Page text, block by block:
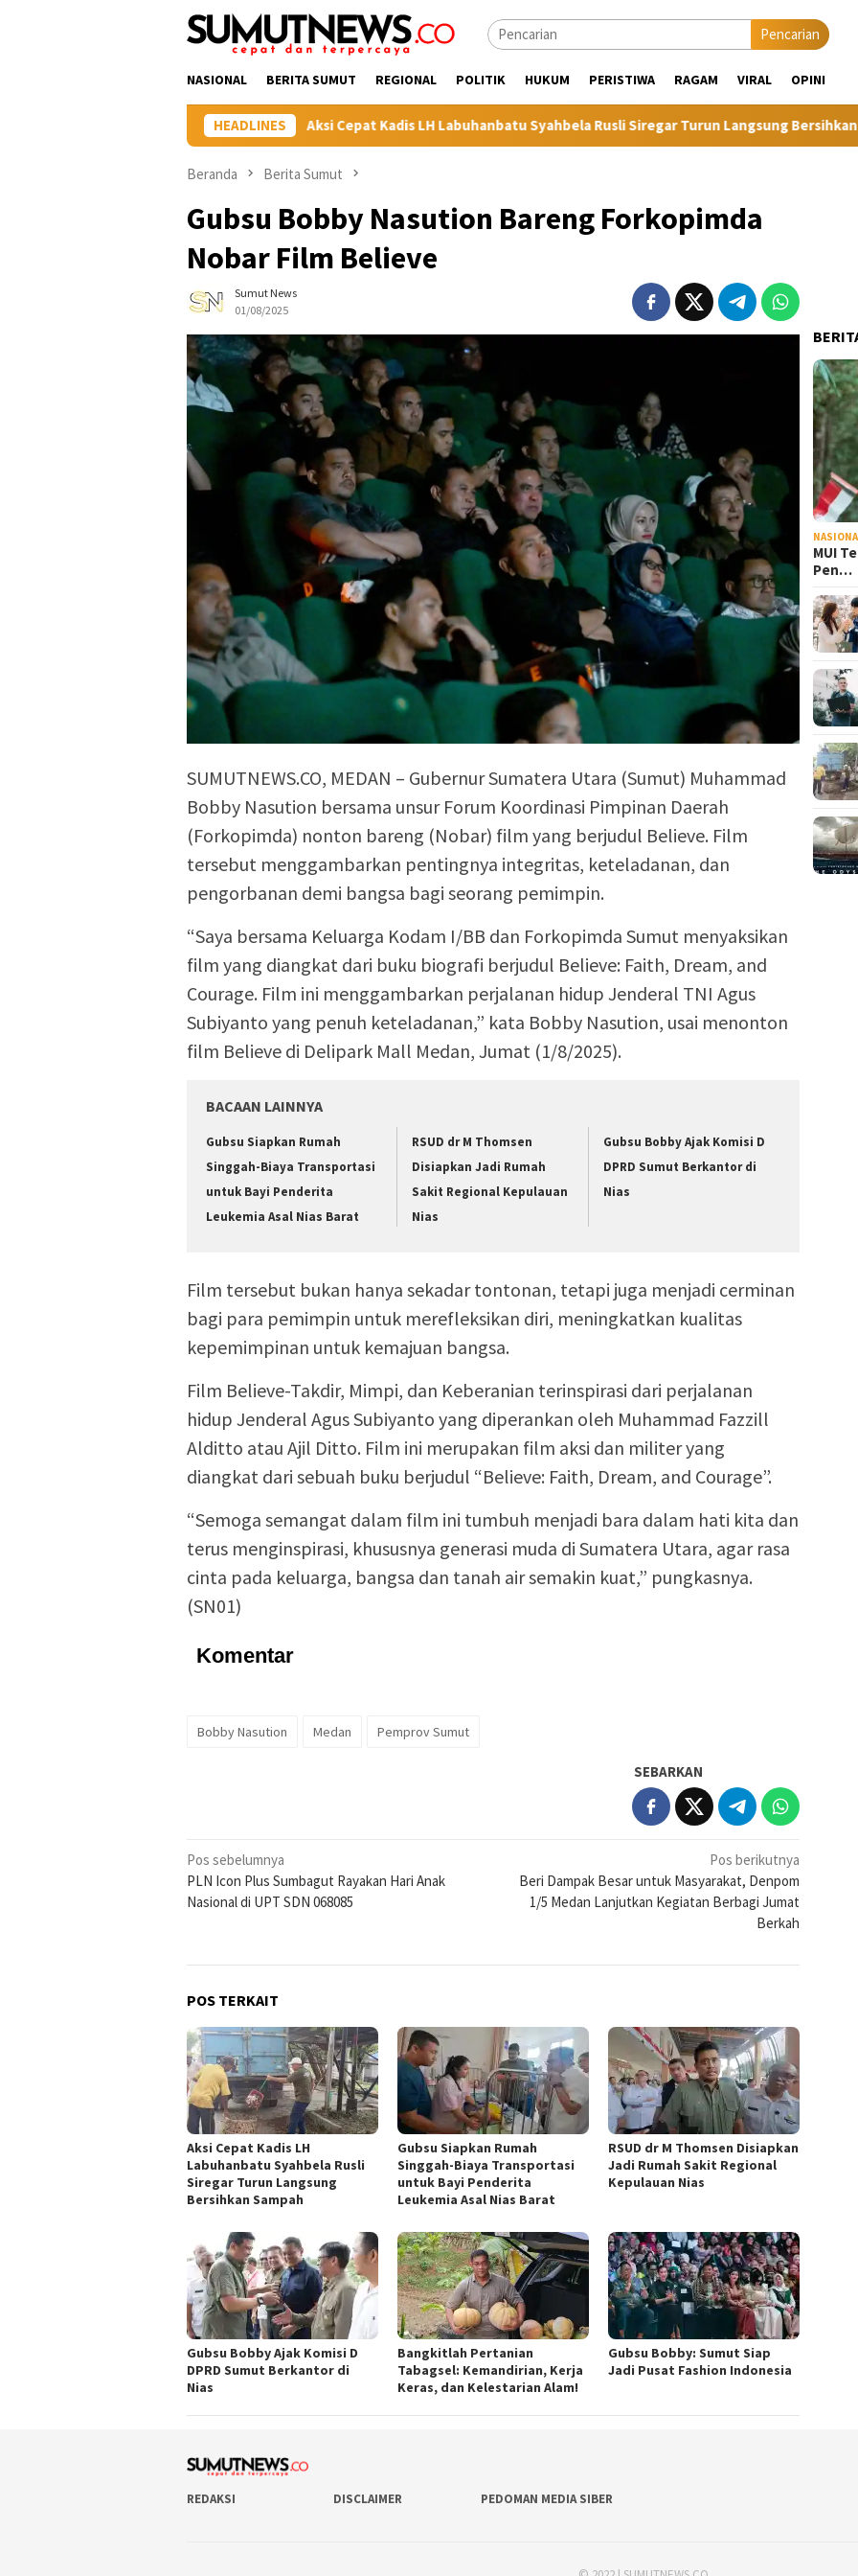
Pencarian
NASIONAL BERITA SUMUT REGIONAL POLITIK HUKUM PERISTIWA RAGAM VIRAL OPINI
HEADLINES
Aksi Cepat Kadis LH Labuhanbatu Syahbela Rusli Siregar Turun Langsung Bersihkan Sampah
Beranda Berita Sumut
Gubsu Bobby Nasution Bareng Forkopimda
Nobar Film Believe
Sumut News
01/08/2025
SUMUTNEWS.CO, MEDAN – Gubernur Sumatera Utara (Sumut) Muhammad
Bobby Nasution bersama unsur Forum Koordinasi Pimpinan Daerah
(Forkopimda) nonton bareng (Nobar) film yang berjudul Believe. Film
tersebut menggambarkan pentingnya integritas, keteladanan, dan
pengorbanan demi bangsa bagi seorang pemimpin.
“Saya bersama Keluarga Kodam I/BB dan Forkopimda Sumut menyaksikan
film yang diangkat dari buku biografi berjudul Believe: Faith, Dream, and
Courage. Film ini menggambarkan perjalanan hidup Jenderal TNI Agus
Subiyanto yang penuh keteladanan,” kata Bobby Nasution, usai menonton
film Believe di Delipark Mall Medan, Jumat (1/8/2025).
BACAAN LAINNYA
Gubsu Siapkan Rumah
Singgah-Biaya Transportasi
untuk Bayi Penderita
Leukemia Asal Nias Barat
RSUD dr M Thomsen
Disiapkan Jadi Rumah
Sakit Regional Kepulauan
Nias
Gubsu Bobby Ajak Komisi D
DPRD Sumut Berkantor di
Nias
Film tersebut bukan hanya sekadar tontonan, tetapi juga menjadi cerminan
bagi para pemimpin untuk merefleksikan diri, meningkatkan kualitas
kepemimpinan untuk kemajuan bangsa.
Film Believe-Takdir, Mimpi, dan Keberanian terinspirasi dari perjalanan
hidup Jenderal Agus Subiyanto yang diperankan oleh Muhammad Fazzill
Alditto atau Ajil Ditto. Film ini merupakan film aksi dan militer yang
diangkat dari sebuah buku berjudul “Believe: Faith, Dream, and Courage”.
“Semoga semangat dalam film ini tumbuh menjadi bara dalam hati kita dan
terus menginspirasi, khususnya generasi muda di Sumatera Utara, agar rasa
cinta pada keluarga, bangsa dan tanah air semakin kuat,” pungkasnya.
(SN01)
Komentar
Bobby Nasution Medan Pemprov Sumut
SEBARKAN
Navigasi
pos
Pos sebelumnya
PLN Icon Plus Sumbagut Rayakan Hari Anak
Nasional di UPT SDN 068085
Pos berikutnya
Beri Dampak Besar untuk Masyarakat, Denpom
1/5 Medan Lanjutkan Kegiatan Berbagi Jumat
Berkah
POS TERKAIT
Aksi Cepat Kadis LH
Labuhanbatu Syahbela Rusli
Siregar Turun Langsung
Bersihkan Sampah
Gubsu Siapkan Rumah
Singgah-Biaya Transportasi
untuk Bayi Penderita
Leukemia Asal Nias Barat
RSUD dr M Thomsen Disiapkan
Jadi Rumah Sakit Regional
Kepulauan Nias
Gubsu Bobby Ajak Komisi D
DPRD Sumut Berkantor di
Nias
Bangkitlah Pertanian
Tabagsel: Kemandirian, Kerja
Keras, dan Kelestarian Alam!
Gubsu Bobby: Sumut Siap
Jadi Pusat Fashion Indonesia
MUI
Pen…
REDAKSI DISCLAIMER PEDOMAN MEDIA SIBER